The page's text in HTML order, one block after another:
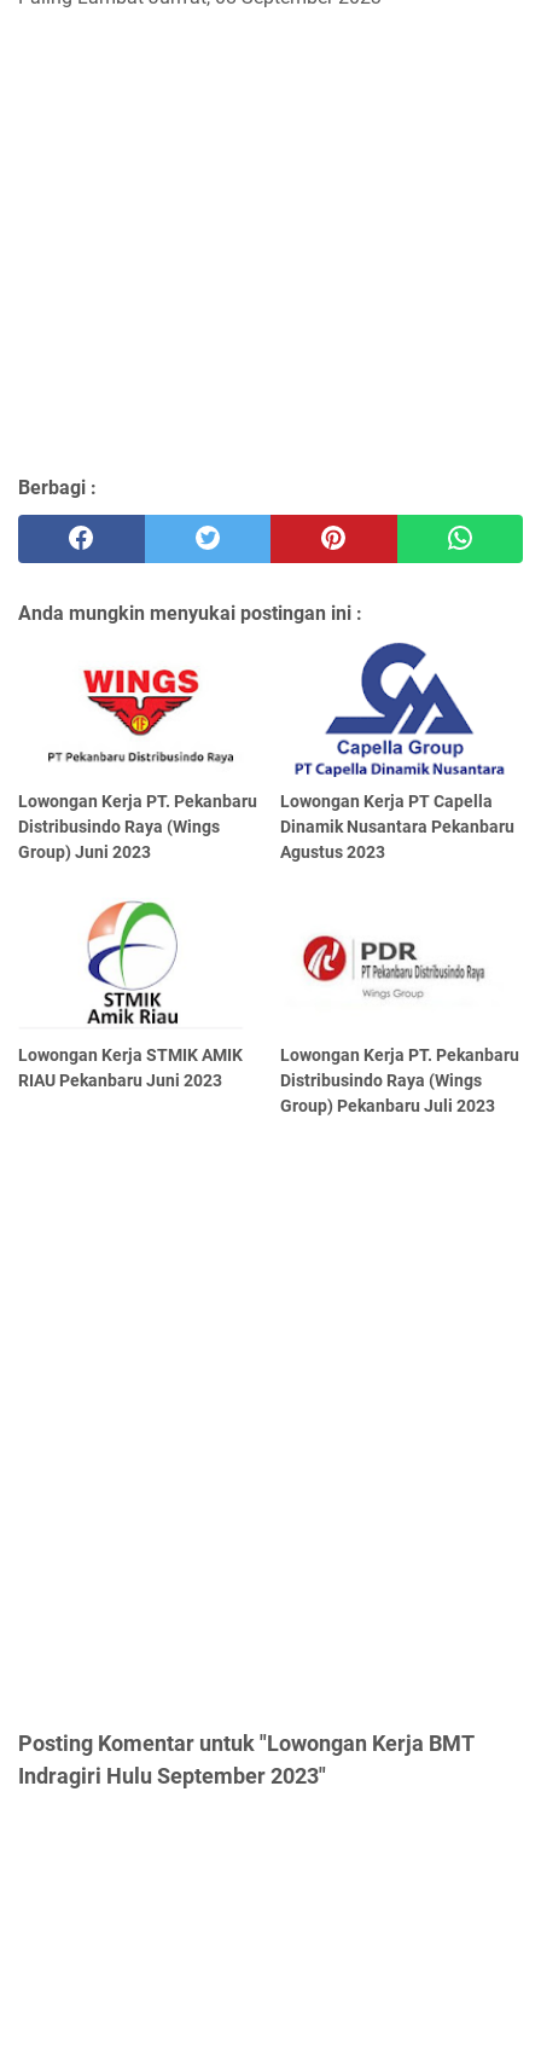
Berbagi :
Anda mungkin menyukai postingan ini :
Lowongan Kerja PT. Pekanbaru
Distribusindo Raya (Wings
Group) Juni 2023
Lowongan Kerja PT Capella
Dinamik Nusantara Pekanbaru
Agustus 2023
Lowongan Kerja STMIK AMIK
RIAU Pekanbaru Juni 2023
Lowongan Kerja PT. Pekanbaru
Distribusindo Raya (Wings
Group) Pekanbaru Juli 2023
Posting Komentar untuk "Lowongan Kerja BMT
Indragiri Hulu September 2023"